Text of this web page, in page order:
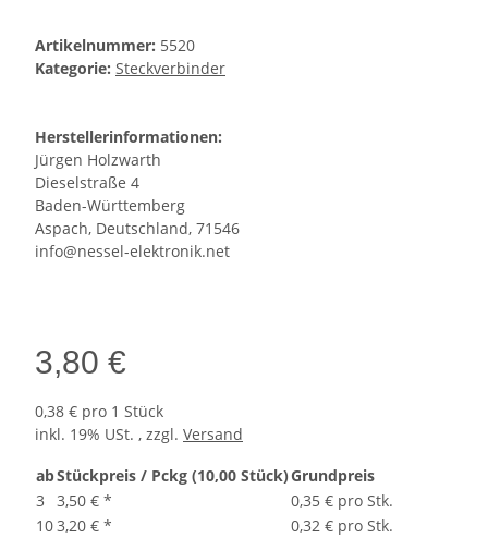
Artikelnummer: 5520
Kategorie: Steckverbinder
Herstellerinformationen:
Jürgen Holzwarth
Dieselstraße 4
Baden-Württemberg
Aspach, Deutschland, 71546
info@nessel-elektronik.net
3,80 €
0,38 € pro 1 Stück
inkl. 19% USt. , zzgl. Versand
abStückpreis / Pckg (10,00 Stück)Grundpreis
3
3,50 € *
0,35 € pro Stk.
103,20 € * 0,32 € pro Stk.